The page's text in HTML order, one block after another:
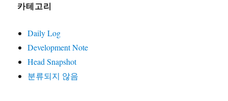
카테고리
Daily Log
Development Note
Head Snapshot
분류되지 않음